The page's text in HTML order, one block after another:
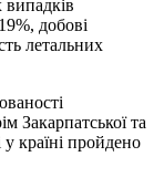
випадків
добові
летальних
Закарпатської та
у країні пройдено